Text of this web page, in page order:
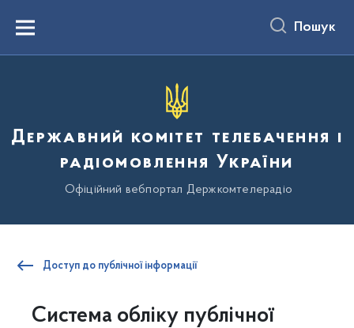
вмістуMenu Пошук
Державний комітет телебачення і
радіомовлення України
Офіційний вебпортал Держкомтелерадіо
Доступ до публічної інформації
Система обліку публічної